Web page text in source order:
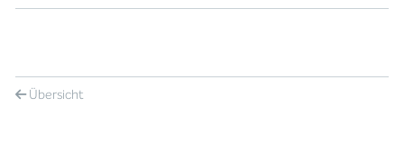
Übersicht